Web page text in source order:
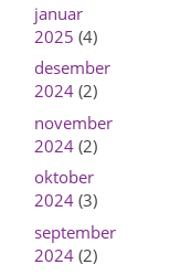
januar
2025 (4)
desember
2024(2)
november
2024(2)
oktober
2024(3)
september
2024(2)